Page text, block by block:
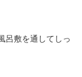
呂敷を通してしっ